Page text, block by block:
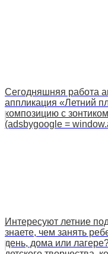
Сегодняшняя работа
аппликация «Летний
композицию с
(adsbygoogle =
Интересуют летние
знаете, чем занять
день, дома или